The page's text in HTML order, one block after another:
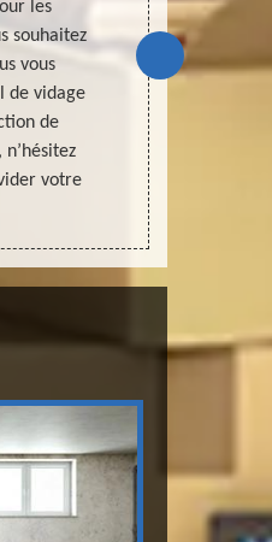
les
souhaitez
vous
de vidage
de
votre
succession
la pression
vous